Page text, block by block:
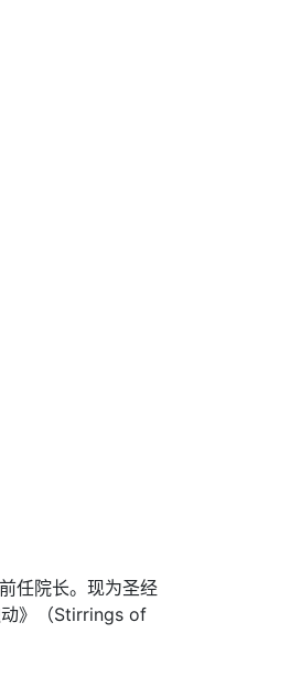
任院长。现为圣经
》（Stirrings of